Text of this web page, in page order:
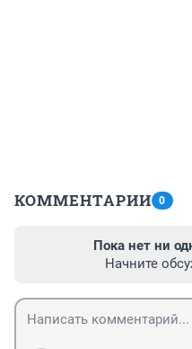
КОММЕНТАРИИ 0
Пока нет ни
Начните